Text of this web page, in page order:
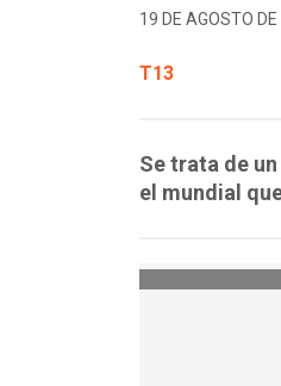
19 DE AGOSTO
T13
Se trata de
el mundial